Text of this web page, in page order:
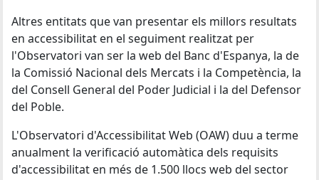
Altres entitats que van presentar els millors resultats
en accessibilitat en el seguiment realitzat per
l'Observatori van ser la web del Banc d'Espanya, la de
la Comissió Nacional dels Mercats i la Competència, la
del Consell General del Poder Judicial i la del Defensor
del Poble.
L'Observatori d'Accessibilitat Web (OAW) duu a terme
anualment la verificació automàtica dels requisits
d'accessibilitat en més de 1.500 llocs web del sector